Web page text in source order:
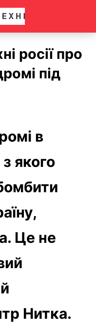
росії про
під
в
якого
Це не
Нитка.